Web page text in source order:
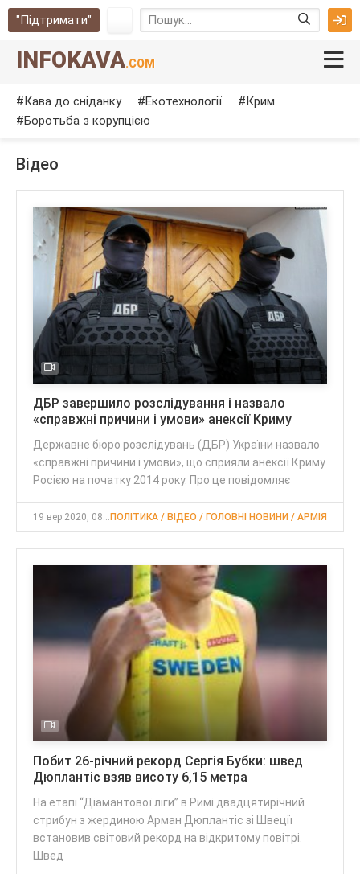
"Підтримати"
INFOKAVA.COM
Кава до сніданку Екотехнології
Крим
Боротьба з корупцією
Відео
ДБР завершило розслідування і назвало
«справжні причини і умови» анексії Криму
Державне бюро розслідувань (ДБР) України назвало
«справжні причини і умови», що сприяли анексії Криму
Росією на початку 2014 року. Про це повідомляє
ПОЛІТИКА / ВІДЕО / ГОЛОВНІ НОВИНИ / АРМІЯ
Побит 26-річний рекорд Сергія Бубки: швед
Дюплантіс взяв висоту 6,15 метра
На етапі “Діамантової ліги” в Римі двадцятирічний
стрибун з жердиною Арман Дюплантіс зі Швеції
встановив світовий рекорд на відкритому повітрі.
Швед